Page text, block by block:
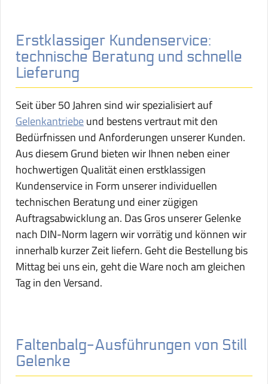
Erstklassiger Kundenservice:
technische Beratung und schnelle
Lieferung
Seit über 50 Jahren sind wir spezialisiert auf
Gelenkantriebeund bestens vertraut mit den
Bedürfnissen und Anforderungen unserer Kunden.
Aus diesem Grund bieten wir Ihnen neben einer
hochwertigen Qualität einen erstklassigen
Kundenservice in Form unserer individuellen
technischen Beratung und einer zügigen
Auftragsabwicklung an. Das Gros unserer Gelenke
nach DIN-Norm lagern wir vorrätig und können wir
innerhalb kurzer Zeit liefern. Geht die Bestellung bis
Mittag bei uns ein, geht die Ware noch am gleichen
Tag in den Versand.
Faltenbalg-Ausführungen von Still
Gelenke